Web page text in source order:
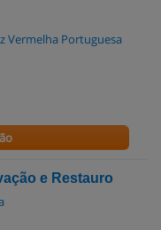
Vermelha Portuguesa
e Restauro